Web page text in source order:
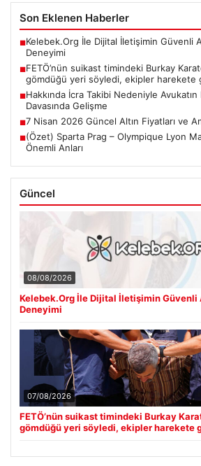
Son Eklenen Haberler
■Kelebek.Org İle Dijital İletişimin Güvenli
Deneyimi
■FETÖ’nün suikast timindeki Burkay
gömdüğü yeri söyledi, ekipler harekete
■Hakkında İcra Takibi Nedeniyle
Davasında Gelişme
■7 Nisan 2026 Güncel Altın Fiyatları ve
■(Özet) Sparta Prag – Olympique Lyon
Önemli Anları
Güncel
08/08/2026
Kelebek.Org İle Dijital İletişimin Güvenli
Deneyimi
07/08/2026
FETÖ’nün suikast timindeki Burkay
gömdüğü yeri söyledi, ekipler harekete